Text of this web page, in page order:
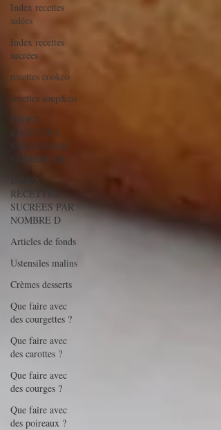
Index recettes
salées
Index recettes
sucrées
recettes cookeo
recettes soup&co
INDEX
RECETTES
SALEES PAR
NOMBRE DE
INDEX
RECETTES
SUCREES PAR
NOMBRE D
Articles de fonds
Ustensiles malins
Crèmes desserts
Que faire avec
des courgettes ?
Que faire avec
des carottes ?
Que faire avec
des courges ?
Que faire avec
des poireaux ?